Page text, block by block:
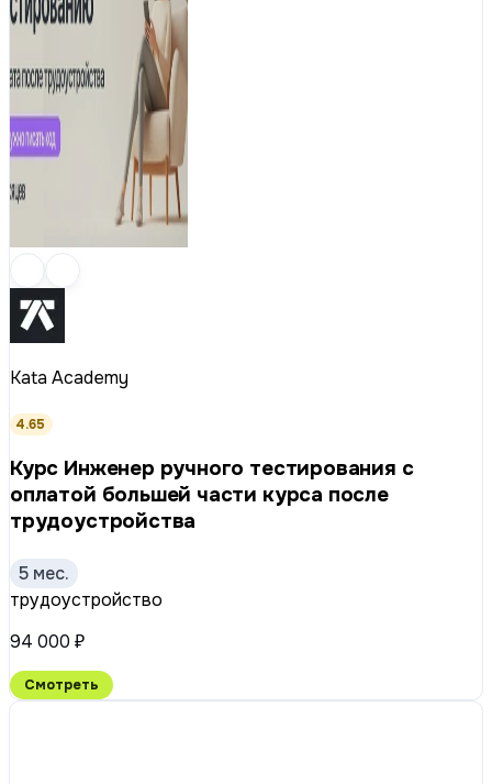
Kata Academy
4.65
Курс Инженер ручного тестирования с
оплатой большей части курса после
трудоустройства
5 мес.
трудоустройство
94 000 ₽
Смотреть